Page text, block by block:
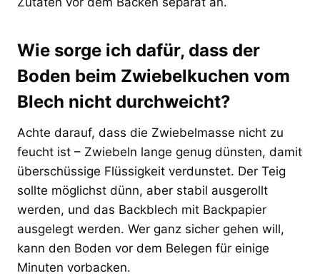
Wie sorge ich dafür, dass der
Boden beim Zwiebelkuchen vom
Blech nicht durchweicht?
Achte darauf, dass die Zwiebelmasse nicht zu
feucht ist – Zwiebeln lange genug dünsten, damit
überschüssige Flüssigkeit verdunstet. Der Teig
sollte möglichst dünn, aber stabil ausgerollt
werden, und das Backblech mit Backpapier
ausgelegt werden. Wer ganz sicher gehen will,
kann den Boden vor dem Belegen für einige
Minuten vorbacken.